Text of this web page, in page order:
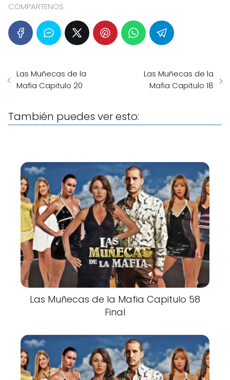
COMPARTENOS
Las Muñecas de la
Mafia Capitulo 20
Las Muñecas de la
Mafia Capitulo 18
También puedes ver esto:
Las Muñecas de la Mafia Capitulo 58
Final